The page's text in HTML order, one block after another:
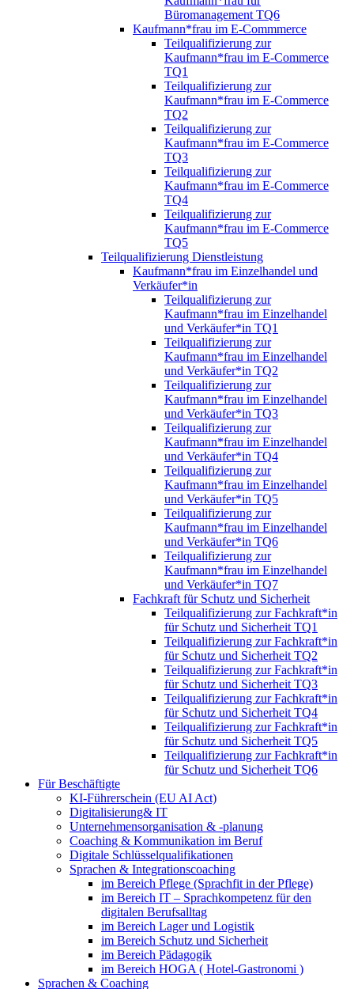
Büromanagement TQ6
Kaufmann*frau im E-Commmerce
Teilqualifizierung zur
Kaufmann*frau im E-Commerce
TQ1
Teilqualifizierung zur
Kaufmann*frau im E-Commerce
TQ2
Teilqualifizierung zur
Kaufmann*frau im E-Commerce
TQ3
Teilqualifizierung zur
Kaufmann*frau im E-Commerce
TQ4
Teilqualifizierung zur
Kaufmann*frau im E-Commerce
TQ5
Teilqualifizierung Dienstleistung
Kaufmann*frau im Einzelhandel und
Verkäufer*in
Teilqualifizierung zur
Kaufmann*frau im Einzelhandel
und Verkäufer*in TQ1
Teilqualifizierung zur
Kaufmann*frau im Einzelhandel
und Verkäufer*in TQ2
Teilqualifizierung zur
Kaufmann*frau im Einzelhandel
und Verkäufer*in TQ3
Teilqualifizierung zur
Kaufmann*frau im Einzelhandel
und Verkäufer*in TQ4
Teilqualifizierung zur
Kaufmann*frau im Einzelhandel
und Verkäufer*in TQ5
Teilqualifizierung zur
Kaufmann*frau im Einzelhandel
und Verkäufer*in TQ6
Teilqualifizierung zur
Kaufmann*frau im Einzelhandel
und Verkäufer*in TQ7
Fachkraft für Schutz und Sicherheit
Teilqualifizierung zur Fachkraft*in
für Schutz und Sicherheit TQ1
Teilqualifizierung zur Fachkraft*in
für Schutz und Sicherheit TQ2
Teilqualifizierung zur Fachkraft*in
für Schutz und Sicherheit TQ3
Teilqualifizierung zur Fachkraft*in
für Schutz und Sicherheit TQ4
Teilqualifizierung zur Fachkraft*in
für Schutz und Sicherheit TQ5
Teilqualifizierung zur Fachkraft*in
für Schutz und Sicherheit TQ6
Für Beschäftigte
KI-Führerschein (EU AI Act)
Digitalisierung& IT
Unternehmensorganisation & ‑planung
Coaching & Kommunikation im Beruf
Digitale Schlüsselqualifikationen
Sprachen & Integrationscoaching
im Bereich Pflege (Sprachfit in der Pflege)
im Bereich IT – Sprachkompetenz für den
digitalen Berufsalltag
im Bereich Lager und Logistik
im Bereich Schutz und Sicherheit
im Bereich Pädagogik
im Bereich HOGA ( Hotel-Gastronomi )
Sprachen & Coaching